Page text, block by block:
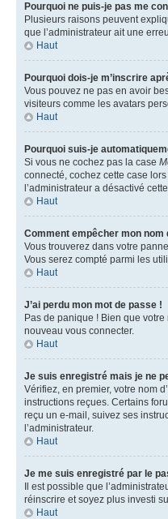
Pourquoi ne puis-je pas me
Plusieurs raisons peuvent
que l’administrateur ait une
Haut
Pourquoi dois-je m’inscrire
Vous pouvez ne pas en avoir
visiteurs comme les avatars
Haut
Pourquoi suis-je
Si vous ne cochez pas la case
connecté, cochez cette case
l’administrateur a désactivé
Haut
Comment empêcher mon
Vous trouverez dans votre
Vous serez compté parmi les
Haut
J’ai perdu mon mot de passe !
Pas de panique ! Bien que
nouveau vous connecter.
Haut
Je suis enregistré mais je ne
Vérifiez, en premier, votre nom
instructions reçues. Certains
reçu un e-mail, suivez ses
l’administrateur.
Haut
Je me suis enregistré par le
Il est possible que
réinscrire et soyez plus investi
Haut